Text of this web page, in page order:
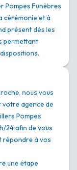
Pompes Funèbres
cérémonie et à
présent dès les
permettant
nous vous
agence de
Pompes
24 afin de vous
répondre à vos
une étape